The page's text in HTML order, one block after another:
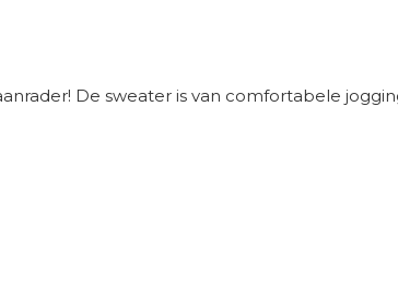
De sweater is van comfortabele